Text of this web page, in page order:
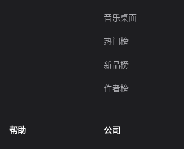
音乐桌面
热门榜
新品榜
作者榜
帮助 公司